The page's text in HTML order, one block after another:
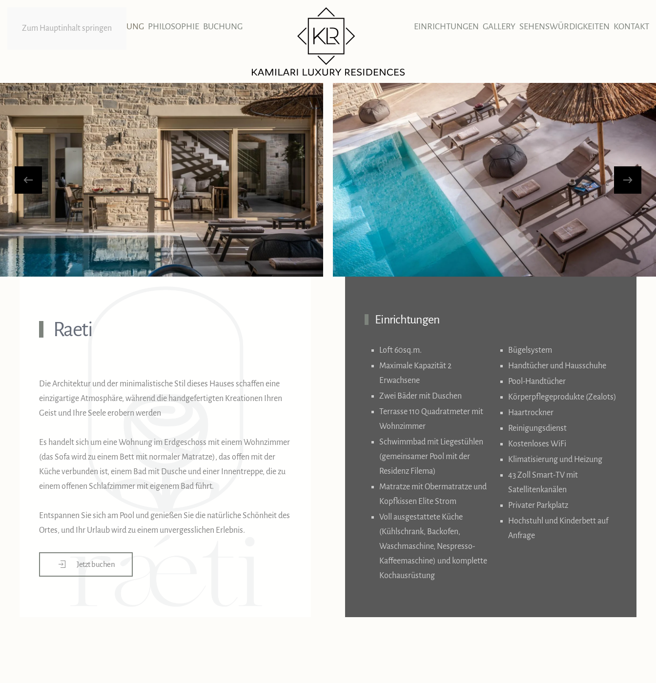
Zum Hauptinhalt springen
HOME UNTERBRINGUNG PHILOSOPHIE BUCHUNG EINRICHTUNGEN GALLERY SEHENSWÜRDIGKEITEN KONTAKT
Raeti
Die Architektur und der minimalistische Stil dieses Hauses schaffen eine
einzigartige Atmosphäre, während die handgefertigten Kreationen Ihren
Geist und Ihre Seele erobern werden
Es handelt sich um eine Wohnung im Erdgeschoss mit einem Wohnzimmer
(das Sofa wird zu einem Bett mit normaler Matratze), das offen mit der
Küche verbunden ist, einem Bad mit Dusche und einer Innentreppe, die zu
einem offenen Schlafzimmer mit eigenem Bad führt.
Entspannen Sie sich am Pool und genießen Sie die natürliche Schönheit des
Ortes, und Ihr Urlaub wird zu einem unvergesslichen Erlebnis.
Jetzt buchen
Einrichtungen
Loft 60sq.m.
Maximale Kapazität 2
Erwachsene
Zwei Bäder mit Duschen
Terrasse 110 Quadratmeter mit
Wohnzimmer
Schwimmbad mit Liegestühlen
(gemeinsamer Pool mit der
Residenz Filema)
Matratze mit Obermatratze und
Kopfkissen Elite Strom
Voll ausgestattete Küche
(Kühlschrank, Backofen,
Waschmaschine, Nespresso-
Kaffeemaschine) und komplette
Kochausrüstung
Bügelsystem
Handtücher und Hausschuhe
Pool-Handtücher
Körperpflegeprodukte (Zealots)
Haartrockner
Reinigungsdienst
Kostenloses WiFi
Klimatisierung und Heizung
43 Zoll Smart-TV mit
Satellitenkanälen
Privater Parkplatz
Hochstuhl und Kinderbett auf
Anfrage